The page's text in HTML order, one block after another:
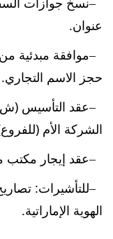
عنوان.
موافقة مبدئية من
حجز الاسم التجاري.
عقد التأسيس
الشركة الأم
عقد إيجار مكتب
للتأشيرات:
الهوية الإماراتية.